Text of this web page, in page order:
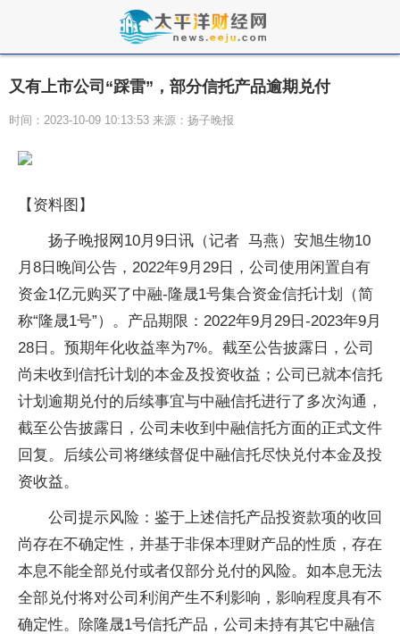
又有上市公司“踩雷”，部分信托产品逾期兑付
时间：2023-10-09 10:13:53 来源：扬子晚报
【资料图】
扬子晚报网10月9日讯（记者 马燕）安旭生物10
月8日晚间公告，2022年9月29日，公司使用闲置自有
资金1亿元购买了中融-隆晟1号集合资金信托计划（简
称“隆晟1号”）。产品期限：2022年9月29日-2023年9月
28日。预期年化收益率为7%。截至公告披露日，公司
尚未收到信托计划的本金及投资收益；公司已就本信托
计划逾期兑付的后续事宜与中融信托进行了多次沟通，
截至公告披露日，公司未收到中融信托方面的正式文件
回复。后续公司将继续督促中融信托尽快兑付本金及投
资收益。
公司提示风险：鉴于上述信托产品投资款项的收回
尚存在不确定性，并基于非保本理财产品的性质，存在
本息不能全部兑付或者仅部分兑付的风险。如本息无法
全部兑付将对公司利润产生不利影响，影响程度具有不
确定性。除隆晟1号信托产品，公司未持有其它中融信